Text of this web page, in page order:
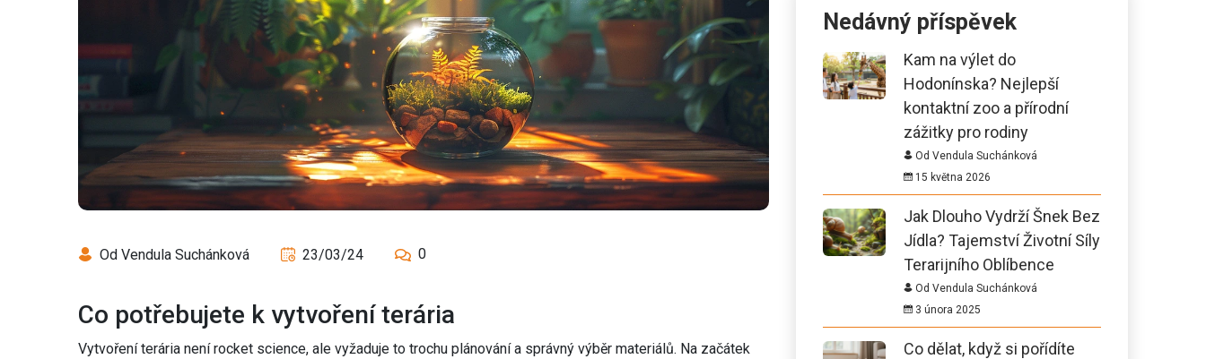
Od Vendula Suchánková 23/03/24 0
Co potřebujete k vytvoření terária
Vytvoření terária není rocket science, ale vyžaduje to trochu plánování a správný výběr materiálů. Na začátek
Nedávný příspěvek
Kam na výlet do
Hodonínska? Nejlepší
kontaktní zoo a přírodní
zážitky pro rodiny
Od Vendula Suchánková
15 května 2026
Jak Dlouho Vydrží Šnek Bez
Jídla? Tajemství Životní Síly
Terarijního Oblíbence
Od Vendula Suchánková
3 února 2025
Co dělat, když si pořídíte